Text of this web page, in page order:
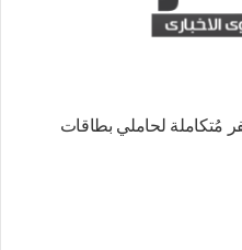
مُتكاملة لحاملي بطاقات